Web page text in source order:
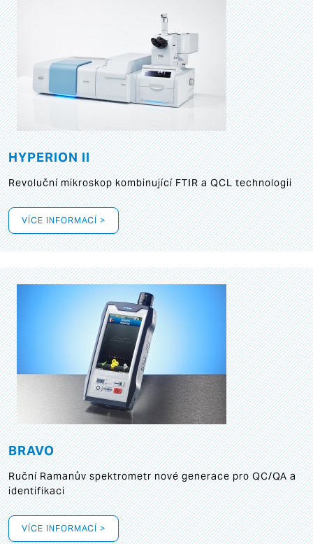
HYPERION II
Revoluční mikroskop kombinující FTIR a QCL technologii
VÍCE INFORMACÍ >
BRAVO
Ruční Ramanův spektrometr nové generace pro QC/QA a
identifikaci
VÍCE INFORMACÍ >